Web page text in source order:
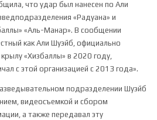
что удар был нанесен по Али
«Радуана» и
«Аль-Манар». В сообщении
как Али Шуэйб, официально
«Хизбаллы» в 2020 году,
с этой организацией с 2013 года».
подразделении Шуэйб
видеосъемкой и сбором
а также передавал эту